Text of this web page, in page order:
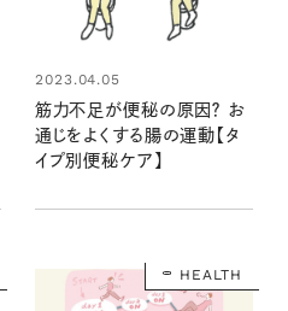
2023.04.05
筋力不足が便秘の原因？ お
通じをよくする腸の運動【タ
イプ別便秘ケア】
HEALTH